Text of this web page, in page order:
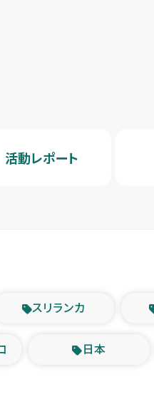
活動レポート
スリランカ
日本